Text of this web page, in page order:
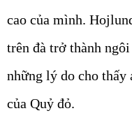
cao của mình.
trên đà trở thành
những lý do cho thấy
của Quỷ đỏ.